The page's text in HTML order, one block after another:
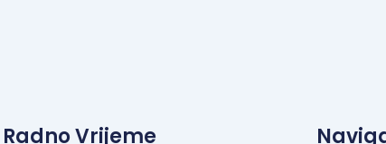
Radno Vrijeme